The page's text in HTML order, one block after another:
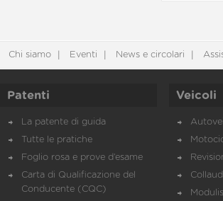
Chi siamo Eventi News e circolari
Patenti
La patente di guida
Tutte le pratiche
Foglio rosa e prove d’esame
Carta di Qualificazione del
Conducente (CQC)
Veicoli